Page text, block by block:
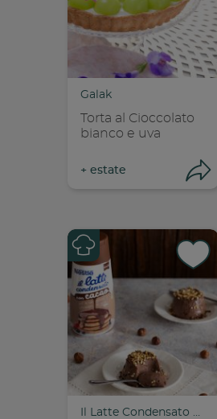
Galak
Torta al Cioccolato
bianco e uva
+ estate
Il Latte Condensato Nestlé